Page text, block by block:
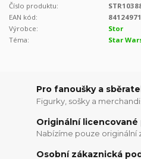
Číslo produktu:
EAN kód:
Výrobce:
Stor
Téma:
Star
Pro fanoušky a
Figurky, sošky a
Originální
Nabízíme pouze originální
Osobní zákaznická